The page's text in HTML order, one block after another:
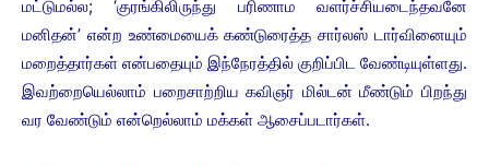
மட்டுமல்ல; ‘குரங்கிலிருந்து பரிணாம வளர்ச்சியடைந்தவனே
மனிதன்’ என்ற உண்மையைக் கண்டுரைத்த சார்லஸ் டார்வினையும்
மறைத்தார்கள் என்பதையும் இந்நேரத்தில் குறிப்பிட வேண்டியுள்ளது.
இவற்றையெல்லாம் பறைசாற்றிய கவிஞர் மில்டன் மீண்டும் பிறந்து
வர வேண்டும் என்றெல்லாம் மக்கள் ஆசைப்படார்கள்.